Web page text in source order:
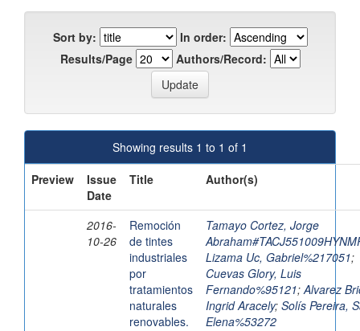
Sort by:
In order:
Results/Page
Authors/Record:
Showing results 1 to 1 of 1
Preview
Issue
Date
Title Author(s)
2016-
10-26
Remoción
de tintes
industriales
por
tratamientos
naturales
renovables.
Tamayo Cortez, Jorge
Lizama Uc, Gabriel%217051;
Cuevas Glory, Luis
Fernando%95121;Alvarez
Ingrid Aracely; Solís Pereira,
Elena%53272